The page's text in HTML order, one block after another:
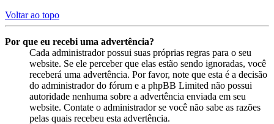
Voltar ao topo
Por que eu recebi uma advertência?
Cada administrador possui suas próprias regras para o seu
website. Se ele perceber que elas estão sendo ignoradas, você
receberá uma advertência. Por favor, note que esta é a decisão
do administrador do fórum e a phpBB Limited não possui
autoridade nenhuma sobre a advertência enviada em seu
website. Contate o administrador se você não sabe as razões
pelas quais recebeu esta advertência.